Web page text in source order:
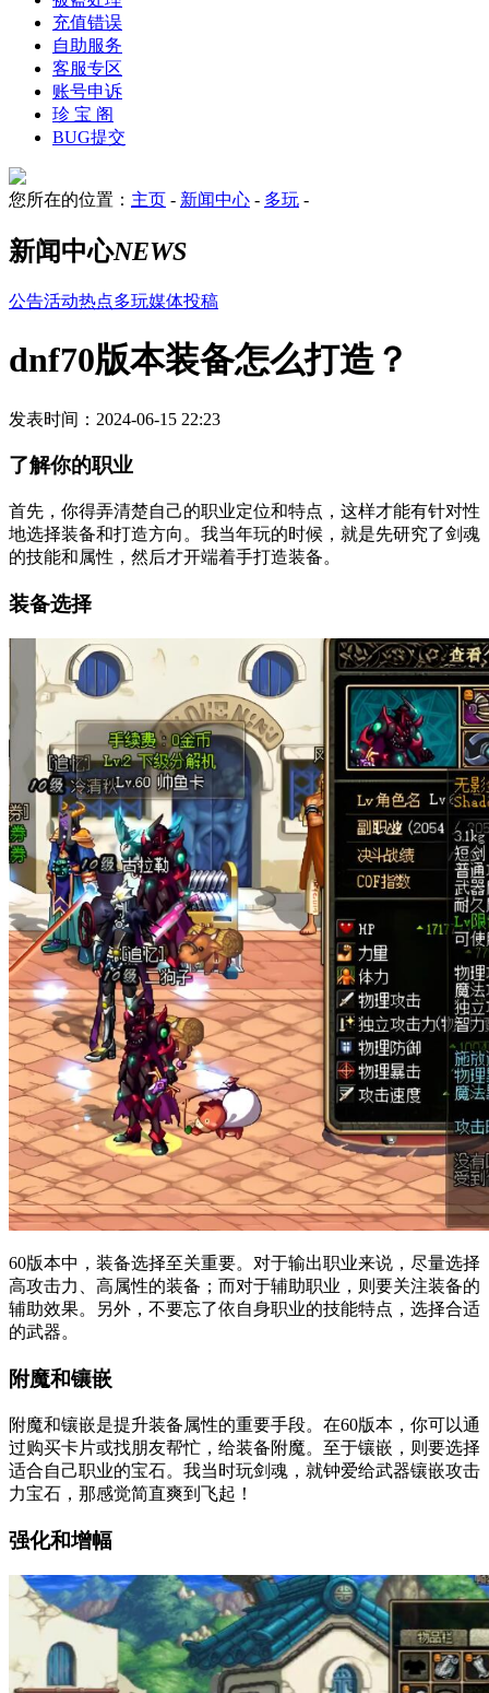
充值错误
自助服务
客服专区
账号申诉
珍 宝 阁
BUG提交
您所在的位置： 主页 - 新闻中心 - 多玩 -
新闻中心NEWS
公告活动热点多玩媒体投稿
dnf70版本装备怎么打造？
发表时间：2024-06-15 22:23
了解你的职业
首先，你得弄清楚自己的职业定位和特点，这样才能有针对性
地选择装备和打造方向。我当年玩的时候，就是先研究了剑魂
的技能和属性，然后才开端着手打造装备。
装备选择
60版本中，装备选择至关重要。对于输出职业来说，尽量选择
高攻击力、高属性的装备；而对于辅助职业，则要关注装备的
辅助效果。另外，不要忘了依自身职业的技能特点，选择合适
的武器。
附魔和镶嵌
附魔和镶嵌是提升装备属性的重要手段。在60版本，你可以通
过购买卡片或找朋友帮忙，给装备附魔。至于镶嵌，则要选择
适合自己职业的宝石。我当时玩剑魂，就钟爱给武器镶嵌攻击
力宝石，那感觉简直爽到飞起！
强化和增幅